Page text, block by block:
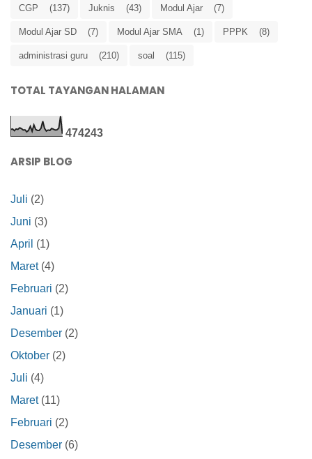
CGP (137) Juknis (43) Modul Ajar (7)
Modul Ajar SD (7) Modul Ajar SMA (1) PPPK (8)
administrasi guru (210) soal (115)
TOTAL TAYANGAN HALAMAN
474243
ARSIP BLOG
Juli (2)
Juni (3)
April (1)
Maret(4)
Februari (2)
Januari (1)
Desember (2)
Oktober (2)
Juli (4)
Maret(11)
Februari (2)
Desember (6)